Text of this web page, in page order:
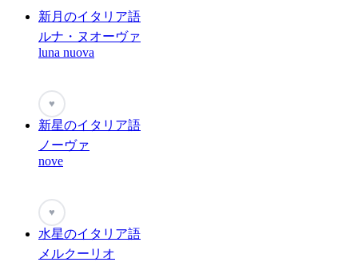
新月のイタリア語
ルナ・ヌオーヴァ
luna nuova
♥
新星のイタリア語
ノーヴァ
nove
♥
水星のイタリア語
メルクーリオ